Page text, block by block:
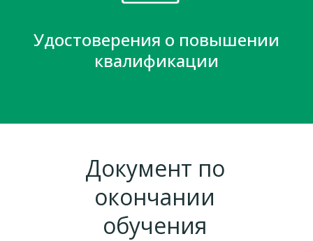
Удостоверения о повышении
квалификации
Документ по
окончании
обучения